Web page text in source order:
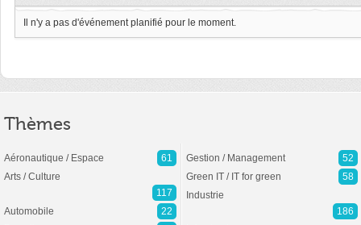
Il n'y a pas d'événement planifié pour le moment.
Thèmes
Aéronautique / Espace
61
Arts / Culture
117
Automobile
22
Gestion / Management
52
Green IT / IT for green
58
Industrie
186